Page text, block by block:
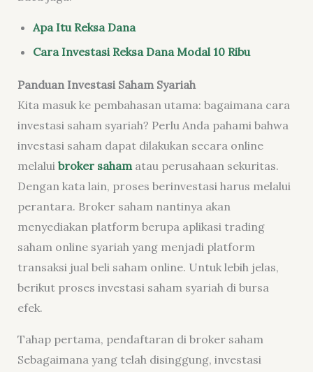
Apa Itu Reksa Dana
Cara Investasi Reksa Dana Modal 10 Ribu
Panduan Investasi Saham Syariah
Kita masuk ke pembahasan utama: bagaimana cara
investasi saham syariah? Perlu Anda pahami bahwa
investasi saham dapat dilakukan secara online
melalui broker sahamatau perusahaan sekuritas.
Dengan kata lain, proses berinvestasi harus melalui
perantara. Broker saham nantinya akan
menyediakan platform berupa aplikasi trading
saham online syariah yang menjadi platform
transaksi jual beli saham online. Untuk lebih jelas,
berikut proses investasi saham syariah di bursa
efek.
Tahap pertama, pendaftaran di broker saham
Sebagaimana yang telah disinggung, investasi